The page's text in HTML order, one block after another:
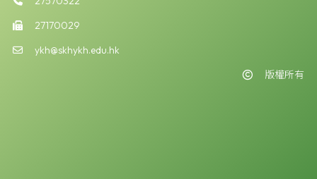
27170029
ykh@skhykh.edu.hk
版權所有